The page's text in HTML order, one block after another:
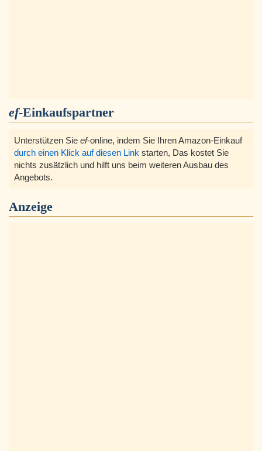
ef-Einkaufspartner
Unterstützen Sie ef-online, indem Sie Ihren Amazon-Einkauf
durch einen Klick auf diesen Link starten, Das kostet Sie
nichts zusätzlich und hilft uns beim weiteren Ausbau des
Angebots.
Anzeige